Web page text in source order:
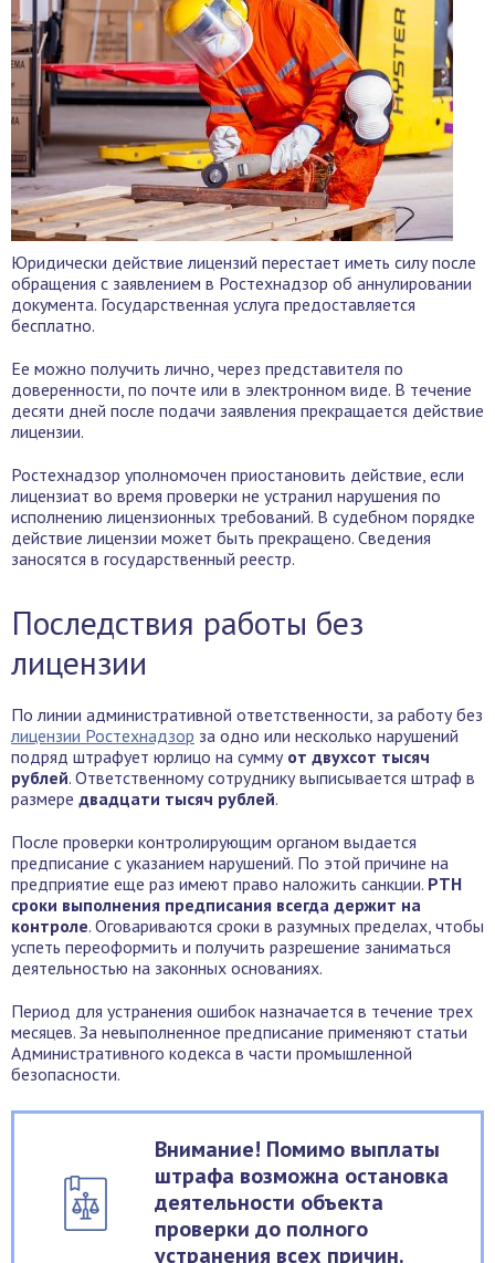
Юридически действие лицензий перестает иметь силу после
обращения с заявлением в Ростехнадзор об аннулировании
документа. Государственная услуга предоставляется
бесплатно.
Ее можно получить лично, через представителя по
доверенности, по почте или в электронном виде. В течение
десяти дней после подачи заявления прекращается действие
лицензии.
Ростехнадзор уполномочен приостановить действие, если
лицензиат во время проверки не устранил нарушения по
исполнению лицензионных требований. В судебном порядке
действие лицензии может быть прекращено. Сведения
заносятся в государственный реестр.
Последствия работы без
лицензии
По линии административной ответственности, за работу без
лицензии Ростехнадзор за одно или несколько нарушений
подряд штрафует юрлицо на сумму от двухсот тысяч
рублей. Ответственному сотруднику выписывается штраф в
размере двадцати тысяч рублей.
После проверки контролирующим органом выдается
предписание с указанием нарушений. По этой причине на
предприятие еще раз имеют право наложить санкции. РТН
сроки выполнения предписания всегда держит на
контроле. Оговариваются сроки в разумных пределах, чтобы
успеть переоформить и получить разрешение заниматься
деятельностью на законных основаниях.
Период для устранения ошибок назначается в течение трех
месяцев. За невыполненное предписание применяют статьи
Административного кодекса в части промышленной
безопасности.
Внимание! Помимо выплаты
штрафа возможна остановка
деятельности объекта
проверки до полного
устранения всех причин.